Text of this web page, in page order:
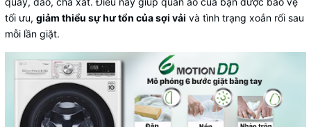
tối ưu, giảm thiểu sự hư tổn của sợi vải và tình trạng xoắn rối sau
mỗi lần giặt.